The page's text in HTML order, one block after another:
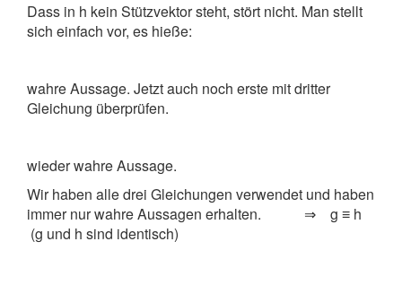
Dass in h kein Stützvektor steht, stört nicht. Man stellt
sich einfach vor, es hieße:
wahre Aussage. Jetzt auch noch erste mit dritter
Gleichung überprüfen.
wieder wahre Aussage.
Wir haben alle drei Gleichungen verwendet und haben
immer nur wahre Aussagen erhalten. ⇒ g ≡ h
(g und h sind identisch)